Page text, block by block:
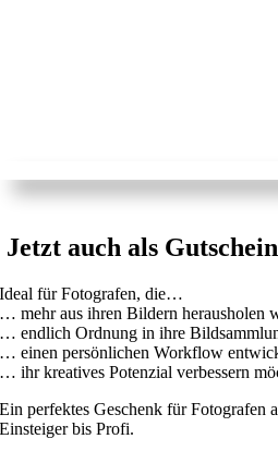
Jetzt auch als
Ideal für Fotografen, die…
… mehr aus ihren Bildern herausholen
… endlich Ordnung in ihre
… einen persönlichen Workflow
… ihr kreatives Potenzial verbessern
Ein perfektes Geschenk für Fotografen
Einsteiger bis Profi.